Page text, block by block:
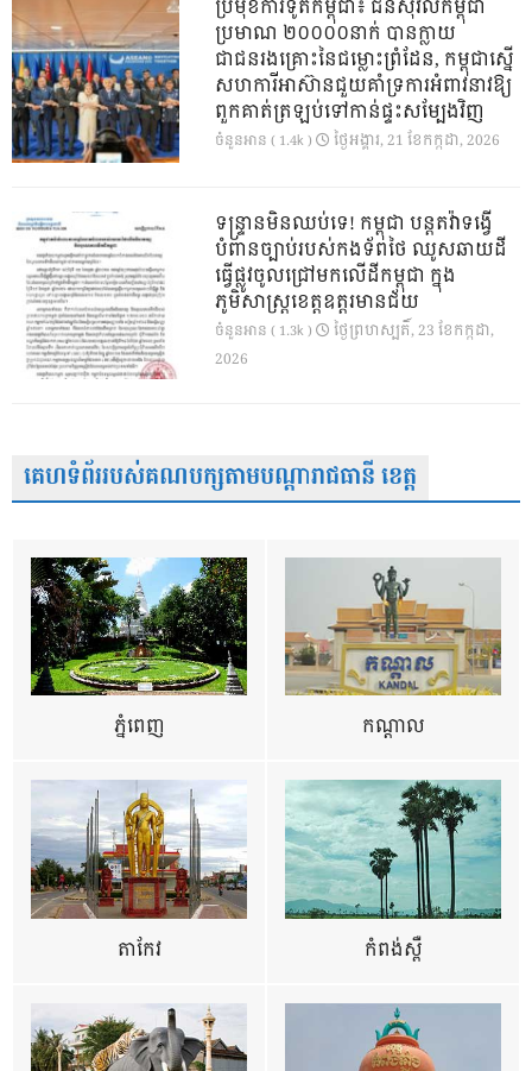
ប្រមុខការទូតកម្ពុជា៖ ជនស៊ីវិលកម្ពុជា
ប្រមាណ ២០០០០នាក់ បានក្លាយ
ជាជនរងគ្រោះនៃជម្លោះព្រំដែន, កម្ពុជាស្នើ
សហការីអាស៊ានជួយគាំទ្រការអំពាវនាវឱ្យ
ពួកគាត់ត្រឡប់ទៅកាន់ផ្ទះសម្បែងវិញ
ចំនួនអាន ( 1.4k ) ថ្ងៃ​អង្គារ, 21 ខែ​កក្កដា, 2026
ទន្ទ្រានមិនឈប់ទេ! កម្ពុជា បន្តតវ៉ាទង្វើ
បំពានច្បាប់របស់កងទ័ពថៃ ឈូសឆាយដី
ធ្វើផ្លូវចូលជ្រៅមកលើដីកម្ពុជា ក្នុង
ភូមិសាស្ត្រខេត្តឧត្តរមានជ័យ
ចំនួនអាន ( 1.3k )
ថ្ងៃ​ព្រហស្បតិ៍, 23 ខែ​កក្កដា,
2026
គេហទំព័ររបស់គណបក្សតាមបណ្តារាជធានី ខេត្ត
ភ្នំពេញ កណ្តាល
តាកែវ កំពង់ស្ពឺ